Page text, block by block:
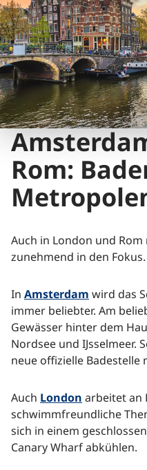
Rom:
Auch in London und
zunehmend in den Fokus.
In Amsterdam wird das
immer beliebter. Am
Gewässer hinter dem
Nordsee und IJsselmeer.
neue offizielle Badestelle
Auch London arbeitet an
schwimmfreundliche
sich in einem
Canary Wharf abkühlen.